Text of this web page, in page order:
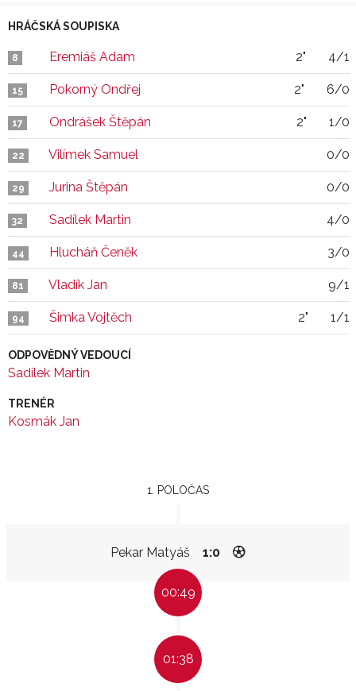
HRÁČSKÁ SOUPISKA
8 Eremiáš Adam 2" 4/1
15 Pokorný Ondřej 2" 6/0
17 Ondrášek Štěpán 2" 1/0
22 Vilímek Samuel 0/0
29 Jurina Štěpán 0/0
32 Sadílek Martin 4/0
44 Hlucháň Čeněk 3/0
81 Vladík Jan 9/1
94 Šimka Vojtěch 2" 1/1
ODPOVĚDNÝ VEDOUCÍ
Sadílek Martin
TRENÉR
Kosmák Jan
1. POLOČAS
Pekar Matyáš 1:0
00:49
01:38